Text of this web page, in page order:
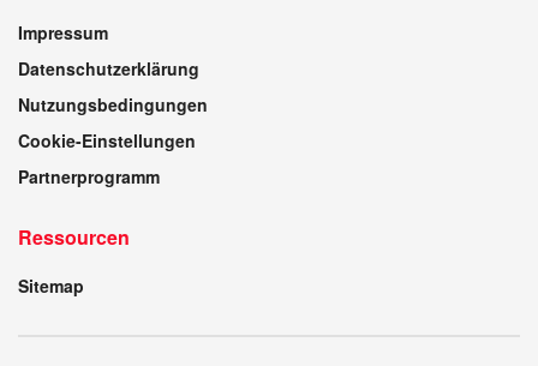
Impressum
Datenschutzerklärung
Nutzungsbedingungen
Cookie-Einstellungen
Partnerprogramm
Ressourcen
Sitemap